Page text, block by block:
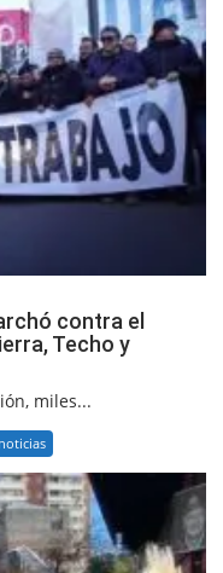
contra el
Techo y
miles...